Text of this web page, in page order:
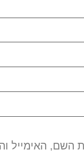
השם, האימייל